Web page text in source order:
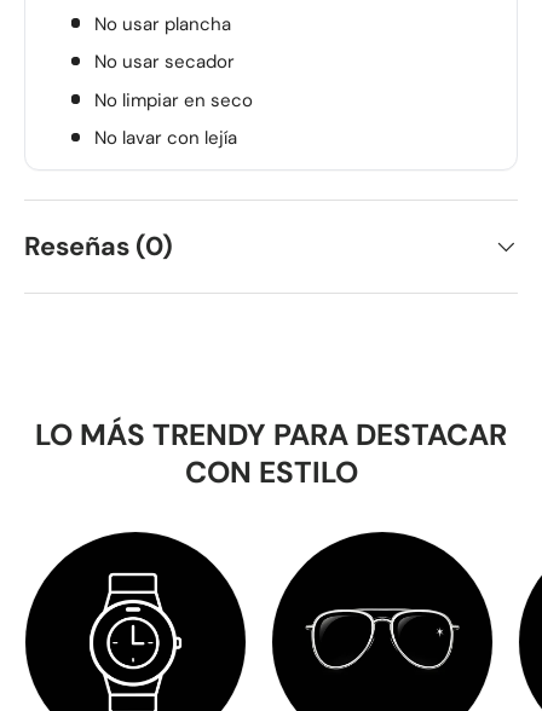
No usar plancha
No usar secador
No limpiar en seco
No lavar con lejía
Reseñas (0)
LO MÁS TRENDY PARA DESTACAR
CON ESTILO